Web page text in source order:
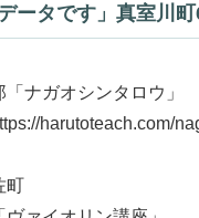
ータです」真室川
ナガオシンタロウ」
harutoteach.com/
町